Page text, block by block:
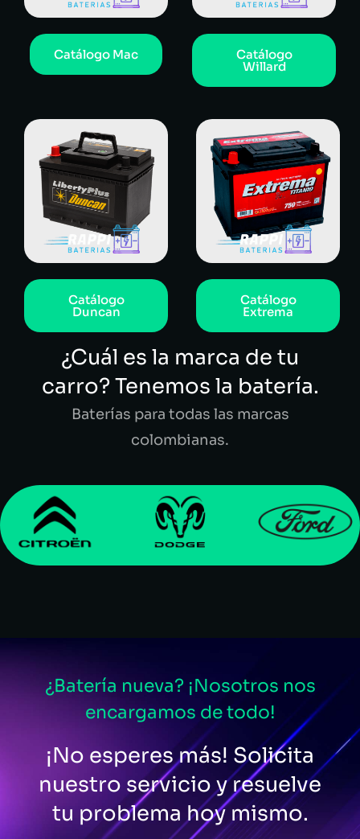
Catálogo Mac Catálogo
Willard
Catálogo
Duncan
Catálogo
Extrema
¿Cuál es la marca de tu
carro? Tenemos la batería.
Baterías para todas las marcas
colombianas.
¿Batería nueva? ¡Nosotros nos
encargamos de todo!
¡No esperes más! Solicita
nuestro servicio y resuelve
tu problema hoy mismo.